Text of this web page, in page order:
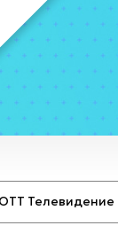
ОТТ Телевидение